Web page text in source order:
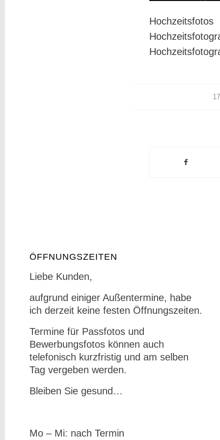
ÖFFNUNGSZEITEN
Liebe Kunden,
aufgrund einiger Außentermine, habe
ich derzeit keine festen Öffnungszeiten.
Termine für Passfotos und
Bewerbungsfotos können auch
telefonisch kurzfristig und am selben
Tag vergeben werden.
Bleiben Sie gesund…
Mo – Mi: nach Termin